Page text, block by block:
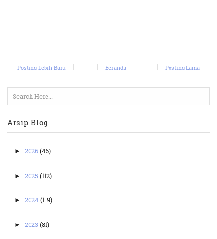
Posting Lebih Baru Posting Lama
Beranda
Arsip Blog
► 2026(46)
► 2025 (112)
► 2024 (119)
► 2023(81)